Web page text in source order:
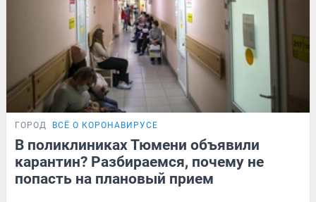
ГОРОД ВСЁ О КОРОНАВИРУСЕ
В поликлиниках Тюмени объявили
карантин? Разбираемся, почему не
попасть на плановый прием